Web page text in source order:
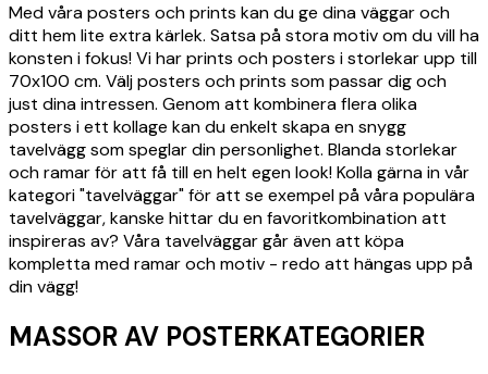
Med våra posters och prints kan du ge dina väggar och
ditt hem lite extra kärlek. Satsa på stora motiv om du vill ha
konsten i fokus! Vi har prints och posters i storlekar upp till
70x100 cm. Välj posters och prints som passar dig och
just dina intressen. Genom att kombinera flera olika
posters i ett kollage kan du enkelt skapa en snygg
tavelvägg som speglar din personlighet. Blanda storlekar
och ramar för att få till en helt egen look! Kolla gärna in vår
kategori "tavelväggar" för att se exempel på våra populära
tavelväggar, kanske hittar du en favoritkombination att
inspireras av? Våra tavelväggar går även att köpa
kompletta med ramar och motiv - redo att hängas upp på
din vägg!
MASSOR AV POSTERKATEGORIER